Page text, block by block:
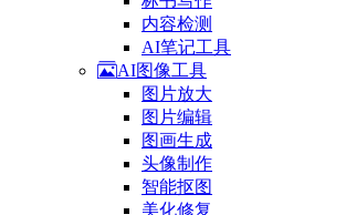
内容检测
AI笔记工具
AI图像工具
图片放大
图片编辑
图画生成
头像制作
智能抠图
美化修复